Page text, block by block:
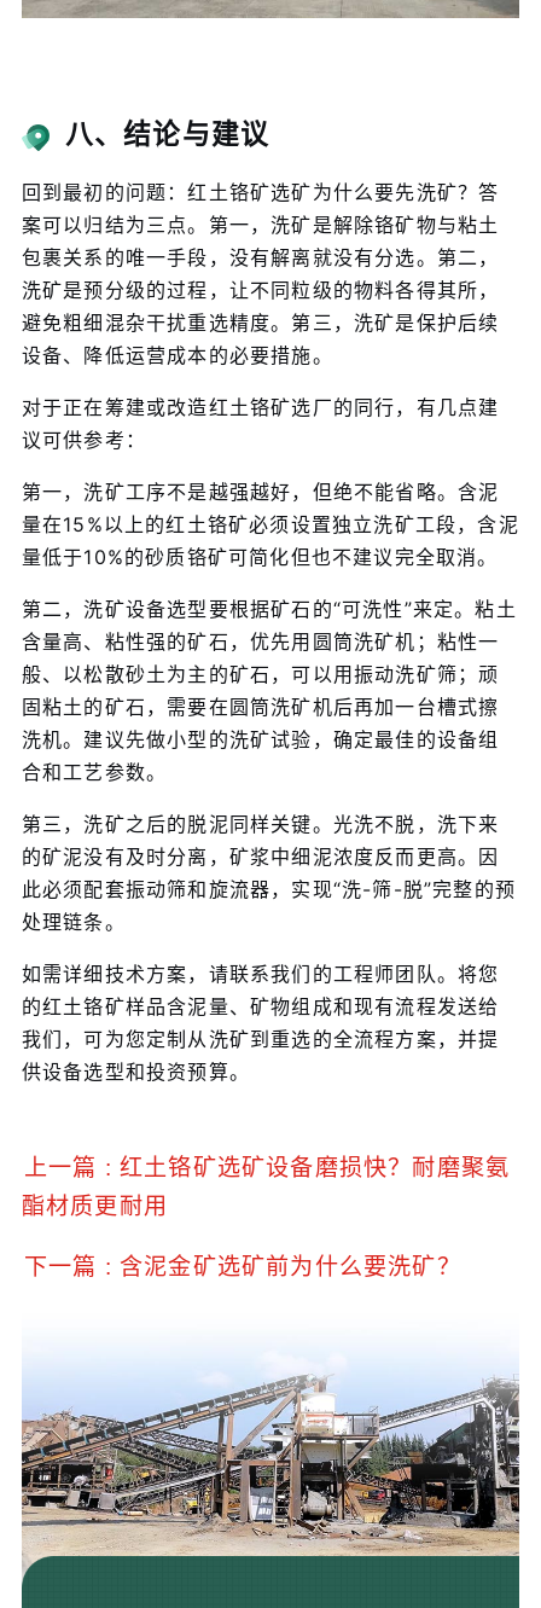
八、结论与建议
回到最初的问题：红土铬矿选矿为什么要先洗矿？答
案可以归结为三点。第一，洗矿是解除铬矿物与粘土
包裹关系的唯一手段，没有解离就没有分选。第二，
洗矿是预分级的过程，让不同粒级的物料各得其所，
避免粗细混杂干扰重选精度。第三，洗矿是保护后续
设备、降低运营成本的必要措施。
对于正在筹建或改造红土铬矿选厂的同行，有几点建
议可供参考：
第一，洗矿工序不是越强越好，但绝不能省略。含泥
量在15%以上的红土铬矿必须设置独立洗矿工段，含泥
量低于10%的砂质铬矿可简化但也不建议完全取消。
第二，洗矿设备选型要根据矿石的“可洗性”来定。粘土
含量高、粘性强的矿石，优先用圆筒洗矿机；粘性一
般、以松散砂土为主的矿石，可以用振动洗矿筛；顽
固粘土的矿石，需要在圆筒洗矿机后再加一台槽式擦
洗机。建议先做小型的洗矿试验，确定最佳的设备组
合和工艺参数。
第三，洗矿之后的脱泥同样关键。光洗不脱，洗下来
的矿泥没有及时分离，矿浆中细泥浓度反而更高。因
此必须配套振动筛和旋流器，实现“洗-筛-脱”完整的预
处理链条。
如需详细技术方案，请联系我们的工程师团队。将您
的红土铬矿样品含泥量、矿物组成和现有流程发送给
我们，可为您定制从洗矿到重选的全流程方案，并提
供设备选型和投资预算。
上一篇 : 红土铬矿选矿设备磨损快？耐磨聚氨
酯材质更耐用
下一篇 : 含泥金矿选矿前为什么要洗矿？